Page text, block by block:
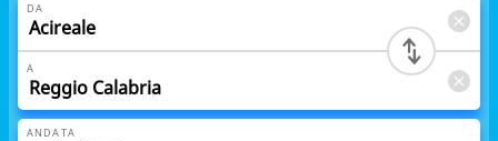
DA
A
ANDATA